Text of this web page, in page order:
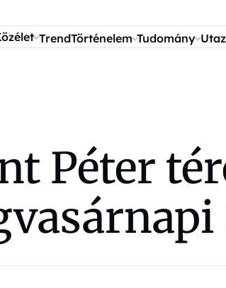
TrendTörténelem Tudomány
Péter